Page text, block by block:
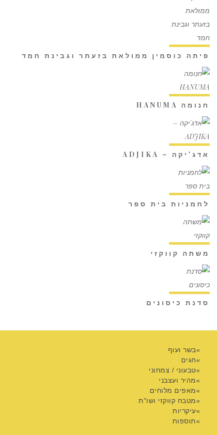
פיתה כוסמין ממולאת בזעתר וגבינת חמד
חנומה HANUMA
אדג'יקה – ADJIKA
לחמניות בית ספר
משתה קווקזי
סדנת כיסונים
בשר ועוף
חגים
טבעוני / צמחוני
מהיר ועצבני
מאפים מלוחים
מטבח קווקזי ושו"ת
עיקריות
תוספות